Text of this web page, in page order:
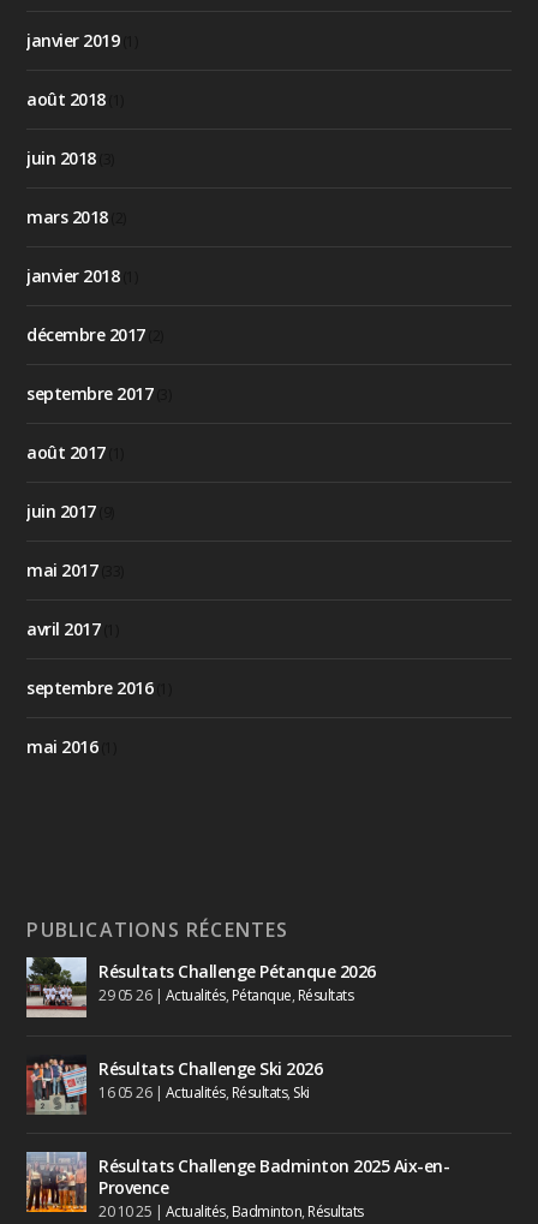
janvier 2019(1)
août 2018(1)
juin 2018(3)
mars 2018(2)
janvier 2018(1)
décembre 2017(2)
septembre 2017(3)
août 2017(1)
juin 2017(9)
mai 2017(33)
avril 2017(1)
septembre 2016(1)
mai 2016(1)
PUBLICATIONS RÉCENTES
Résultats Challenge Pétanque 2026
29 05 26| Actualités, Pétanque, Résultats
Résultats Challenge Ski 2026
16 05 26| Actualités, Résultats, Ski
Résultats Challenge Badminton 2025 Aix-en-
Provence
20 10 25 Actualités, Badminton, Résultats